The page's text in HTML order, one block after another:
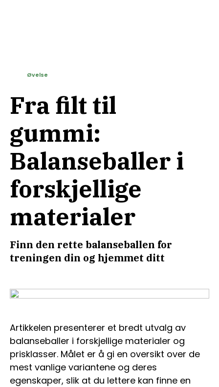
Fra filt til
gummi:
Balanseballer i
forskjellige
materialer
Finn den rette balanseballen for
treningen din og hjemmet ditt
Øvelse
Artikkelen presenterer et bredt utvalg av
balanseballer i forskjellige materialer og
prisklasser. Målet er å gi en oversikt over de
mest vanlige variantene og deres
egenskaper, slik at du lettere kan finne en